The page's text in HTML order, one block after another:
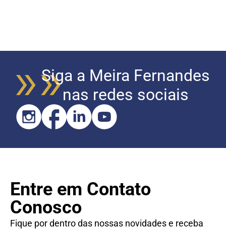
Siga a Meira Fernandes
nas redes sociais
Entre em Contato
Conosco
Fique por dentro das nossas novidades e receba